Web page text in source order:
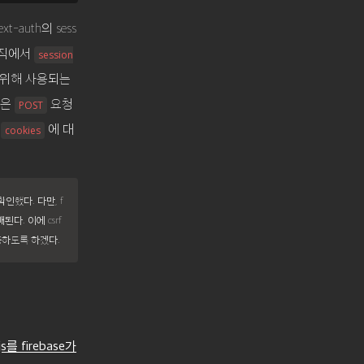
auth의 sess
에서
session
해 사용되는
POST 요청
cookies
에 대
된다. 이에 csrf
도록 하겠다.
를 firebase가